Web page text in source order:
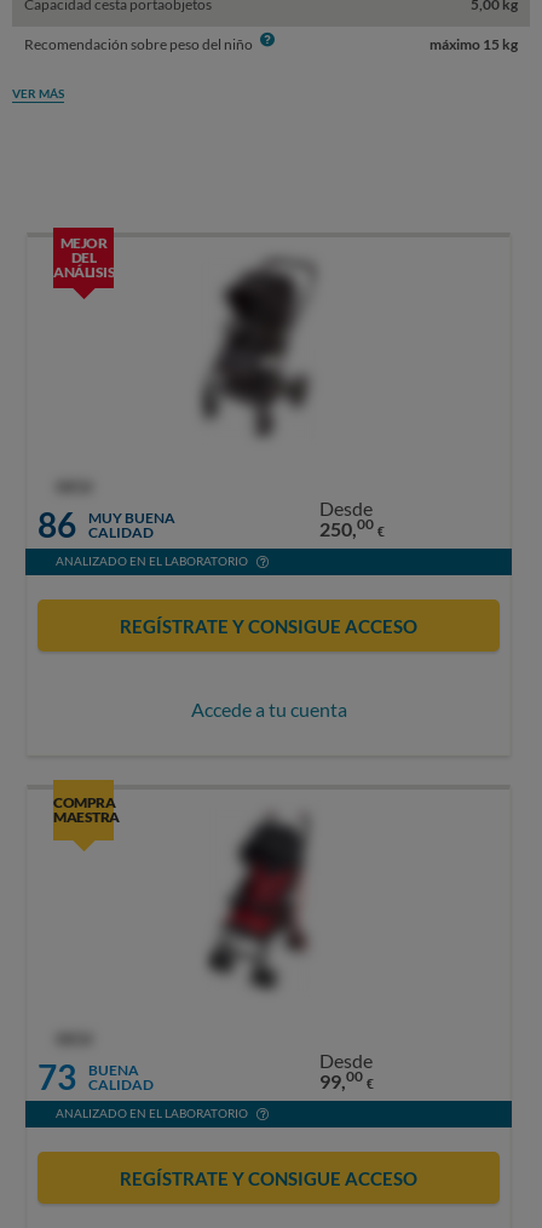
Capacidad cesta portaobjetos 5,00 kg
Recomendación sobre peso del niño Info máximo 15 kg
VER MÁS
MEJOR
DEL
ANÁLISIS
86
MUY BUENA
CALIDAD
Desde
250,00 €
ANALIZADO EN EL LABORATORIO
REGÍSTRATE Y CONSIGUE ACCESO
Accede a tu cuenta
COMPRA
MAESTRA
73
BUENA
CALIDAD
Desde
99,00 €
ANALIZADO EN EL LABORATORIO
REGÍSTRATE Y CONSIGUE ACCESO